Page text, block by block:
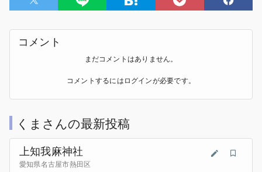
コメント
まだコメントはありません。
コメントするには ログインが必要です。
くまさんの最新投稿
上知我麻神社
愛知県名古屋市熱田区